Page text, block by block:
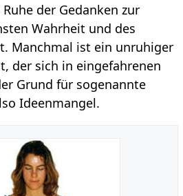
der Gedanken zur
Wahrheit und des
Manchmal ist ein unruhiger
der sich in eingefahrenen
Grund für sogenannte
Ideenmangel.